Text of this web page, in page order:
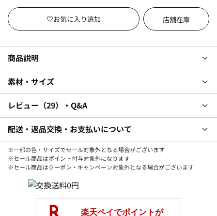
店舗在庫
商品説明
素材・サイズ
レビュー 29 ・Q&A
配送・返品交換・お支払いについて
※一部の色・サイズでセール対象外となる場合がございます
※セール商品はポイント付与対象外になります
※セール商品はクーポン・キャンペーン対象外となる場合がございます